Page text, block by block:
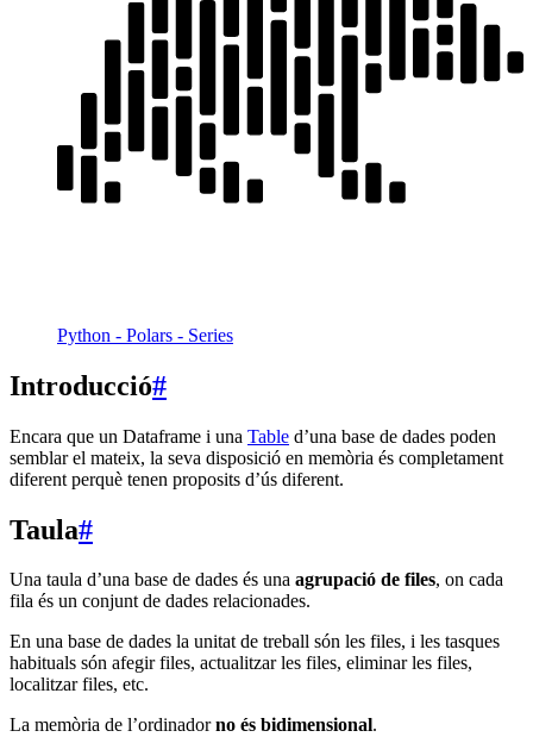
Python - Polars - Series
Introducció#
Encara que un Dataframe i una Table d’una base de dades poden
semblar el mateix, la seva disposició en memòria és completament
diferent perquè tenen proposits d’ús diferent.
Taula#
Una taula d’una base de dades és una agrupació de files, on cada
fila és un conjunt de dades relacionades.
En una base de dades la unitat de treball són les files, i les tasques
habituals són afegir files, actualitzar les files, eliminar les files,
localitzar files, etc.
La memòria de l’ordinadorno és bidimensional.